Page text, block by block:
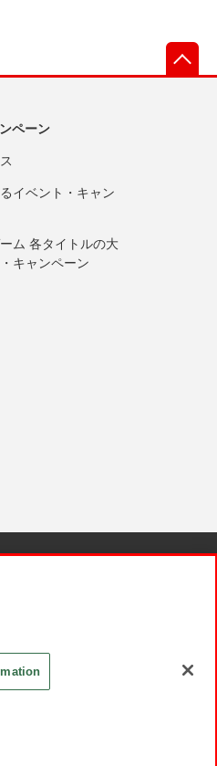
ペーン
イベント・キャン
ム 各タイトルの大
キャンペーン